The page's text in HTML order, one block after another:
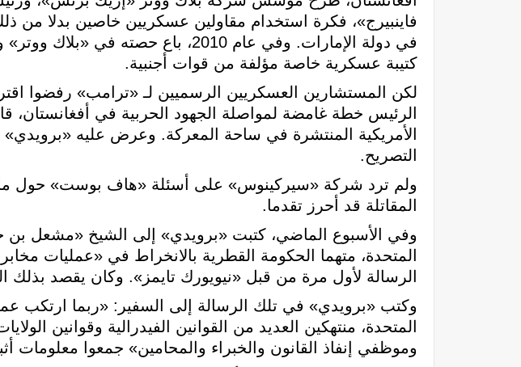
فاينبيرج»، فكرة استخدام مقاولين عسكريين خاصين بدلا من
في دولة الإمارات. وفي عام 2010، باع
كتيبة عسكرية خاصة مؤلفة من قوات أجنبية.
لكن المستشارين العسكريين الرسميين لـ «ترامب» رفضوا
الرئيس خطة غامضة لمواصلة الجهود الحربية في
الأمريكية المنتشرة في ساحة المعركة. وعرض عليه
التصريح.
ولم ترد شركة «سيركينوس» على أسئلة «هاف بوست» حول ما
المقاتلة قد أحرز تقدما.
وفي الأسبوع الماضي، كتبت «برويدي» إلى الشيخ «مشعل بن
المتحدة، متهما الحكومة القطرية بالانخراط في «عمليات
الرسالة لأول مرة من قبل «نيويورك تايمز». وكان يقصد بذلك
وكتب «برويدي» في تلك الرسالة إلى السفير: «ربما ارتكب
المتحدة، منتهكين العديد من القوانين الفيدرالية وقوانين
وموظفي إنفاذ القانون والخبراء والمحامين» جمعوا معلومات